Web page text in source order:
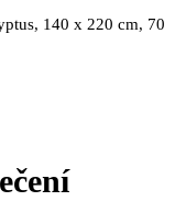
140 x 220 cm, 70